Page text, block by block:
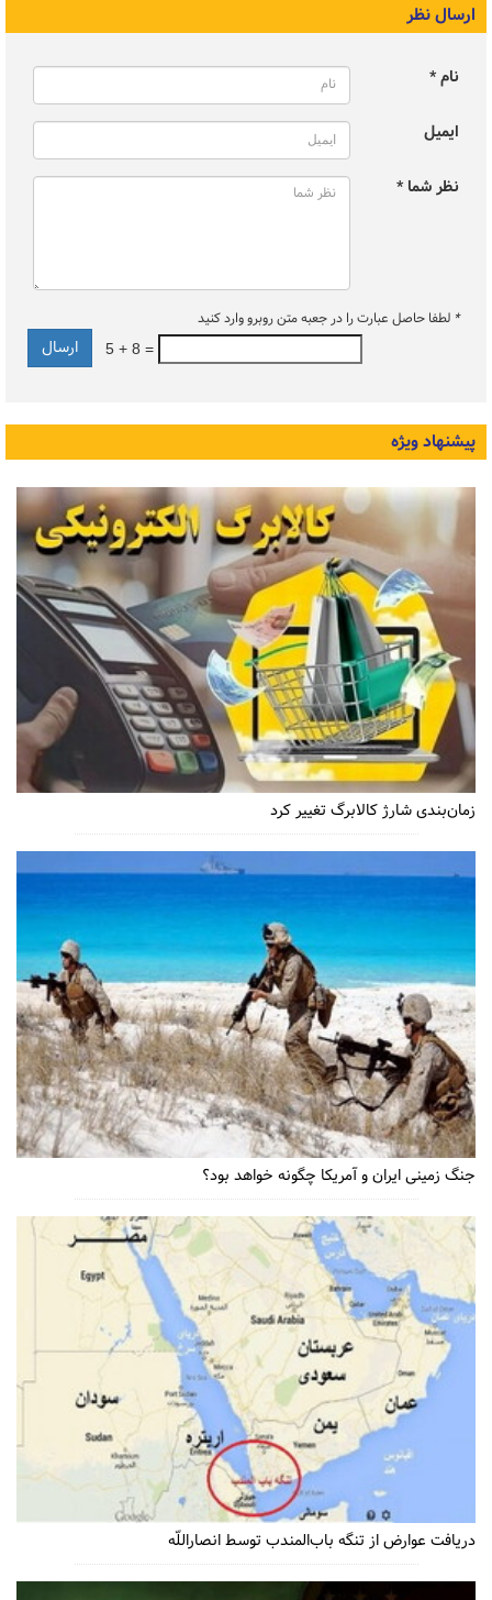
ارسال نظر
نام *
ایمیل
نظر شما *
* لطفا حاصل عبارت را در جعبه متن روبرو وارد کنید
5 + 8 =
پیشنهاد ویژه
زمان‌بندی شارژ کالابرگ تغییر کرد
جنگ زمینی ایران و آمریکا چگونه خواهد بود؟
دریافت عوارض از تنگه باب‌المندب توسط انصاراللّه